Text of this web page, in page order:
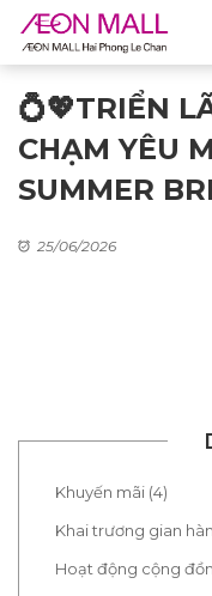
💍💖TRIỂN
CHẠM YÊU
SUMMER
25/06/2026
Khuyến mãi (4)
Khai trương gian
Hoạt động cộng